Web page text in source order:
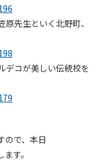
先生といく北野町、
デコが美しい伝統校を
ので、本日
す。